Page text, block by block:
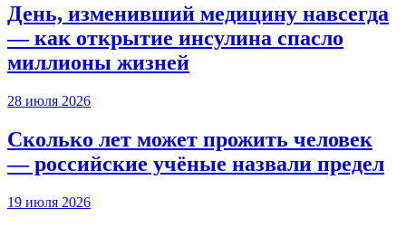
День, изменивший медицину навсегда
— как открытие инсулина спасло
миллионы жизней
28 июля 2026
Сколько лет может прожить человек
— российские учёные назвали предел
19 июля 2026